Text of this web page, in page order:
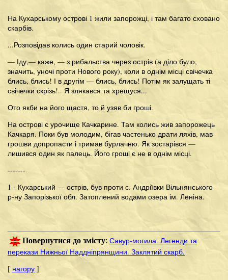
На Кухарському острові 1 жили запорожці, і там багато сховано
скарбів.
...Розповідав колись один старий чоловік.
— Іду,— каже, — з рибальства через острів (а діло було,
значить, уночі проти Нового року), коли в однім місці свічечка
блись, блись! І в другім — блись, блись! Потім як залущать ті
свічечки скрізь!.. Я злякався та хрещуся...
Ото якби на його щастя, то й узяв би гроші.
На острові є урочище Качкарине. Там колись жив запорожець
Качкаря. Поки був молодим, бігав частенько драти ляхів, мав
грошви допропасти і тримав бурлачню. Як зостарівся —
лишився один як палець. Його гроші є не в однім місці.
-------
1 - Кухарський — острів, був проти с. Андріївки Вільнянського
р-ну Запорізької обл. Затоплений водами озера ім. Леніна.
Повернутися до змісту: Савур-могила. Легенди та
перекази Нижньої Наддніпрянщини. Заклятий скарб.
[ нагору ]